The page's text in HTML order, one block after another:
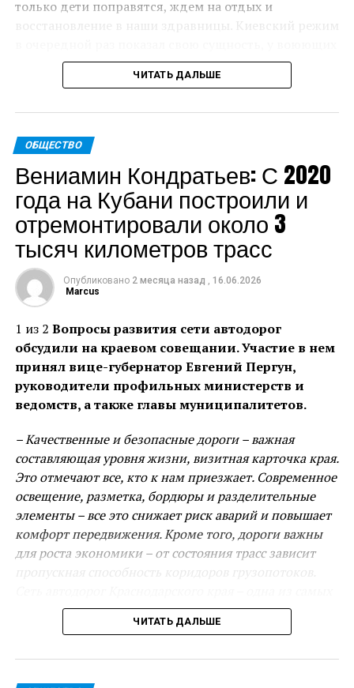
только дети поправятся, ждем на отдых и
восстановление в наши здравницы. Киевский режим
с детьми нет будущего. Убежден, виновные в этом
преступлении понесут заслуженное наказание, –
По последним данным, госпитализированы семь
пострадавших, в том числе пять детей. Им
оказывают медицинскую помощь.
Пресс-служба администрации Краснодарского края
Теги: Губернатор
Источник:admkrai.krasnodar.ru
ЧИТАТЬ ДАЛЬШЕ
ОБЩЕСТВО
Вениамин Кондратьев: С 2020
года на Кубани построили и
отремонтировали около 3
тысяч километров трасс
Опубликовано 2 месяца назад , 16.06.2026
Marcus
1 из 2 Вопросы развития сети автодорог
обсудили на краевом совещании. Участие в нем
принял вице-губернатор Евгений Пергун,
руководители профильных министерств и
ведомств, а также главы муниципалитетов.
– Качественные и безопасные дороги – важная
составляющая уровня жизни, визитная карточка края.
Это отмечают все, кто к нам приезжает. Современное
освещение, разметка, бордюры и разделительные
элементы – все это снижает риск аварий и повышает
комфорт передвижения. Кроме того, дороги важны
для роста экономики – от состояния трасс зависит
пропускная способность коридоров грузопотоков.
протяженных в стране, более 43 тысяч километров. С
2020 года построено и отремонтировано около 3
ЧИТАТЬ ДАЛЬШЕ